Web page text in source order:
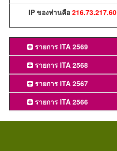
IP ของท่านคือ 216.73.217.60
รายการ ITA 2569
รายการ ITA 2568
รายการ ITA 2567
รายการ ITA 2566